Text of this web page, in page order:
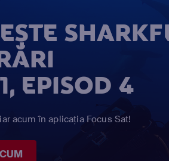
EPISOD 4
acum în aplicația Focus Sat!